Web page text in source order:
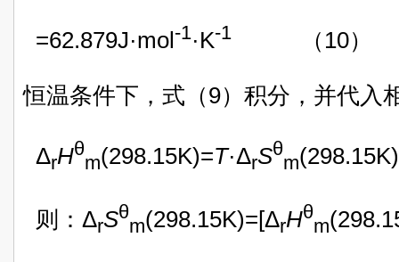
=62.879J·mol-1·K-1 （10）
恒温条件下，式（9）积分，并代入
ΔrHθ
m(298.15K)=T·ΔrSθ
m
则：ΔrSθ
m(298.15K)=[ΔrHθ
m